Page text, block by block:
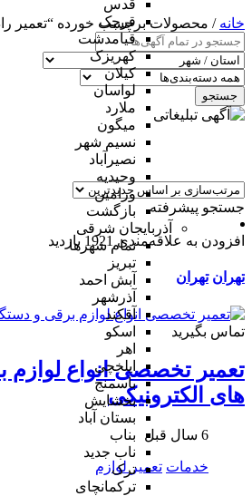
قدس
قرچک
قیامدشت
کهریزک
کیلان
لواسان
ملارد
میگون
نسیم شهر
نصیرآباد
وحیدیه
ورامین
بازگشت
آذربایجان شرقی
تمام شهر‌ها
تبریز
آبش احمد
آذرشهر
آقکند
اسکو
اهر
ایلخچی
باسمنج
بخشایش
بستان آباد
بناب
ناب جدید
ترک
ترکمانچای
خانه / محصولات برچسب خورده “تعمیر
جستجو
جستجو پیشرفته
افزودن به علاقه‌مندی 1921 بازدید
تهران تهران
تماس بگیرید
تعمیر تخصصی انواع لوازم
های الکترونیکی
6 سال قبل
خدمات تعمیر لوازم